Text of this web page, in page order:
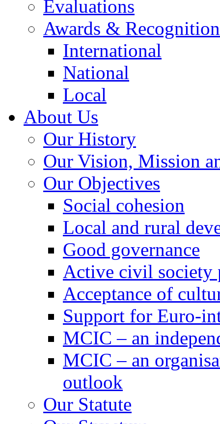
Evaluations
Awards &
International
National
Local
About Us
Our History
Our Vision, Mission
Our Objectives
Social cohesion
Local and rural
Good governance
Active civil society
Acceptance of
Support for Euro-
MCIC – an
MCIC – an
outlook
Our Statute